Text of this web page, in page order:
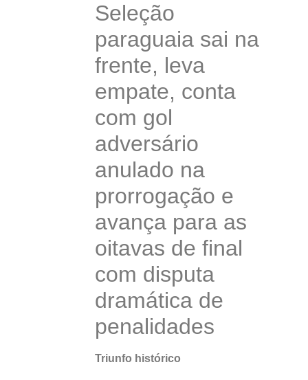
Seleção
paraguaia sai na
frente, leva
empate, conta
com gol
adversário
anulado na
prorrogação e
avança para as
oitavas de final
com disputa
dramática de
penalidades
Triunfo histórico